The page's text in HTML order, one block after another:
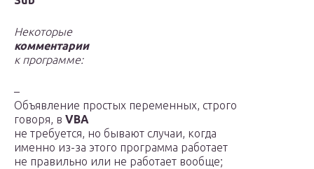
Некоторые
комментарии
к программе:
–
Объявление простых переменных, строго
говоря, в VBA
не требуется, но бывают случаи, когда
именно из-за этого программа работает
не правильно или не работает вообще;